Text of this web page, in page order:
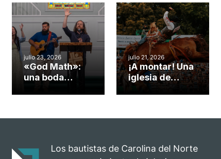
Cary se
convirtió en un
insólito campo
misionero te
cuento
obra de Dios
durante la
Semana
ServeNC
julio 23, 2026
«God Math»:
una boda
celebra el
julio 21, 2026
¡A montar! Una
iglesia de
rodeo anual en
para el
Los bautistas de Carolina del Norte